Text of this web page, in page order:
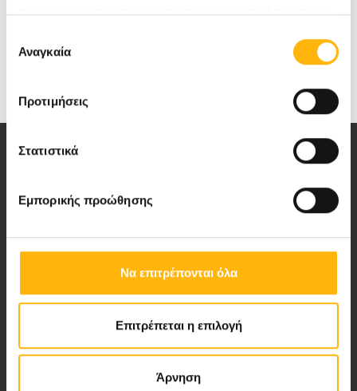
πληροφορίες που τους έχετε παραχωρήσει ή τις οποίες
των υπηρεσιών τους.
συγκατάθεσης
Αναγκαία
Προτιμήσεις
Στατιστικά
Εμπορικής προώθησης
Να επιτρέπονται όλα
Επιτρέπεται η επιλογή
Άρνηση
ποιότητας ολοκληρωμένες υπηρεσίες
Περιοχή Ιατρών
Εκδηλώσεις